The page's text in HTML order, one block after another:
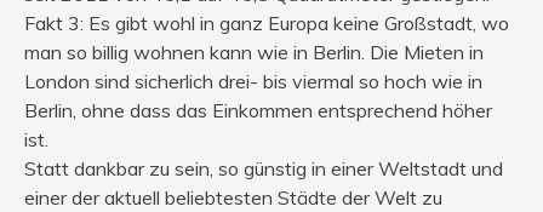
Fakt 3: Es gibt wohl in ganz Europa keine Großstadt, wo
man so billig wohnen kann wie in Berlin. Die Mieten in
London sind sicherlich drei- bis viermal so hoch wie in
Berlin, ohne dass das Einkommen entsprechend höher
ist.
Statt dankbar zu sein, so günstig in einer Weltstadt und
einer der aktuell beliebtesten Städte der Welt zu